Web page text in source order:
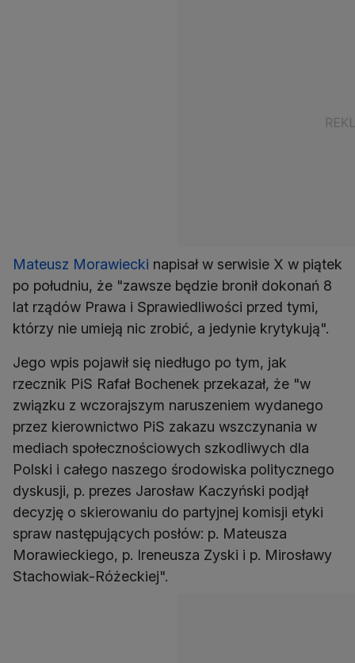
Mateusz Morawiecki napisał w serwisie X w piątek
po południu, że "zawsze będzie bronił dokonań 8
lat rządów Prawa i Sprawiedliwości przed tymi,
którzy nie umieją nic zrobić, a jedynie krytykują".
Jego wpis pojawił się niedługo po tym, jak
rzecznik PiS Rafał Bochenek przekazał, że "w
związku z wczorajszym naruszeniem wydanego
przez kierownictwo PiS zakazu wszczynania w
mediach społecznościowych szkodliwych dla
Polski i całego naszego środowiska politycznego
dyskusji, p. prezes Jarosław Kaczyński podjął
decyzję o skierowaniu do partyjnej komisji etyki
spraw następujących posłów: p. Mateusza
Morawieckiego, p. Ireneusza Zyski i p. Mirosławy
Stachowiak-Różeckiej".